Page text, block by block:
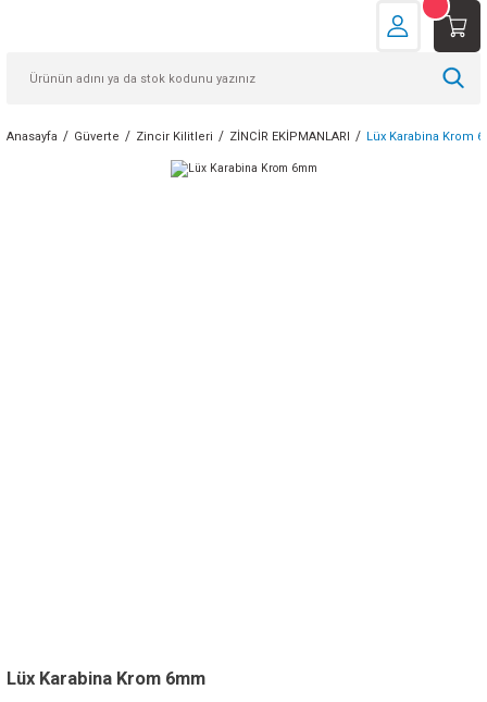
Anasayfa Güverte Zincir Kilitleri ZİNCİR EKİPMANLARI Lüx Karabina Krom
Lüx Karabina Krom 6mm